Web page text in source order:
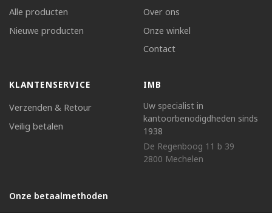
Alle producten
Nieuwe producten
Over ons
Onze winkel
Contact
KLANTENSERVICE
Verzenden & Retour
Veilig betalen
IMB
Uw specialist in
kantoorbenodigdheden sinds
1938
De Regenboog 11 b 39
2800 Mechelen
Onze betaalmethoden